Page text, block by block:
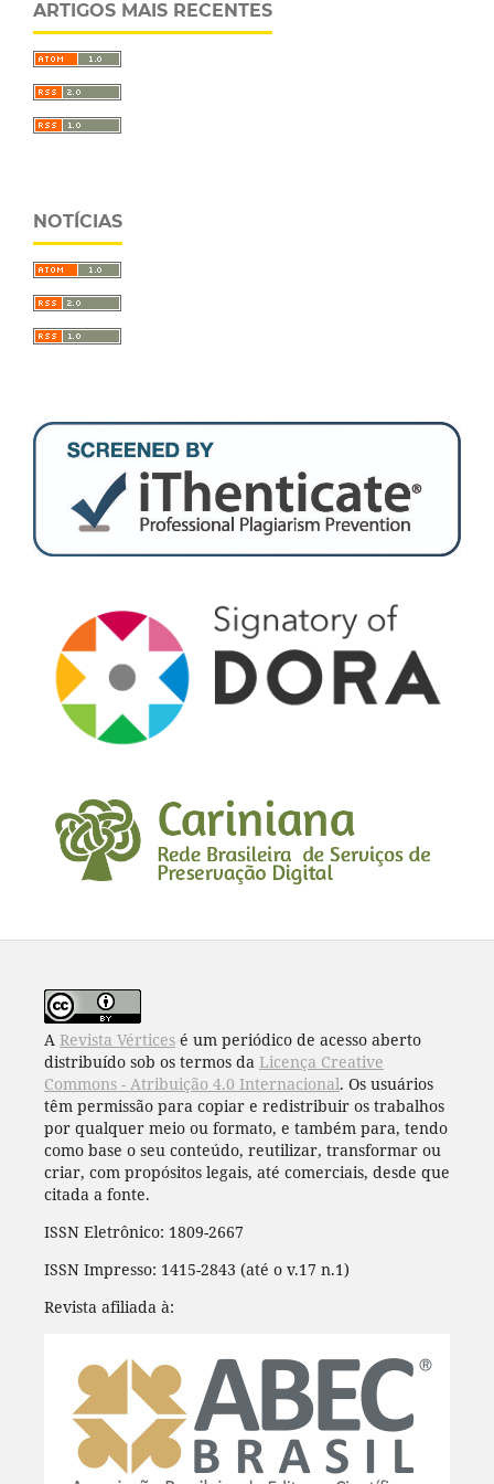
ARTIGOS MAIS RECENTES
NOTÍCIAS
A Revista Vérticesé um periódico de acesso aberto
distribuído sob os termos da Licença Creative
Commons - Atribuição 4.0 Internacional. Os usuários
têm permissão para copiar e redistribuir os trabalhos
por qualquer meio ou formato, e também para, tendo
como base o seu conteúdo, reutilizar, transformar ou
criar, com propósitos legais, até comerciais, desde que
citada a fonte.
ISSN Eletrônico: 1809-2667
ISSN Impresso: 1415-2843 (até o v.17 n.1)
Revista afiliada à: